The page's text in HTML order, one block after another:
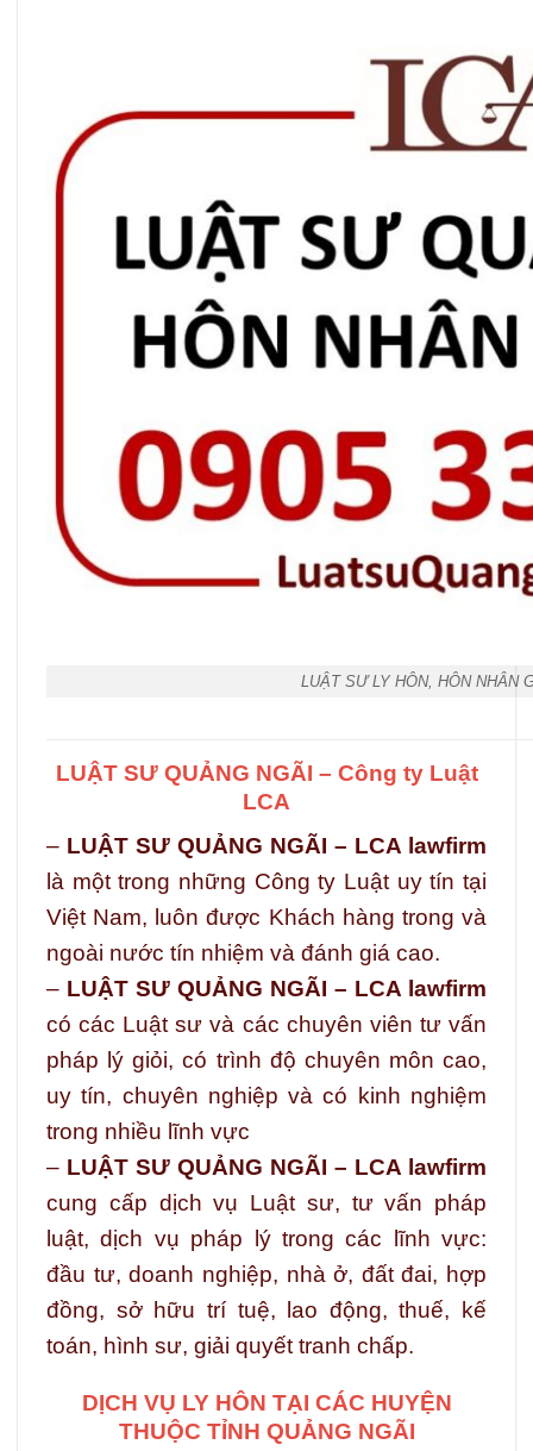
LUẬT SƯ LY HÔN, HÔN NHÂN
LUẬT SƯ QUẢNG NGÃI – Công ty Luật
LCA
– LUẬT SƯ QUẢNG NGÃI – LCA lawfirm
là một trong những Công ty Luật uy tín tại
Việt Nam, luôn được Khách hàng trong và
ngoài nước tín nhiệm và đánh giá cao.
– LUẬT SƯ QUẢNG NGÃI – LCA lawfirm
có các Luật sư và các chuyên viên tư vấn
pháp lý giỏi, có trình độ chuyên môn cao,
uy tín, chuyên nghiệp và có kinh nghiệm
trong nhiều lĩnh vực
– LUẬT SƯ QUẢNG NGÃI – LCA lawfirm
cung cấp dịch vụ Luật sư, tư vấn pháp
luật, dịch vụ pháp lý trong các lĩnh vực:
đầu tư, doanh nghiệp, nhà ở, đất đai, hợp
đồng, sở hữu trí tuệ, lao động, thuế, kế
toán, hình sư, giải quyết tranh chấp.
DỊCH VỤ LY HÔN TẠI CÁC HUYỆN
THUỘC TỈNH QUẢNG NGÃI